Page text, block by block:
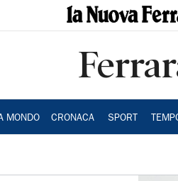
MONDO CRONACA SPORT